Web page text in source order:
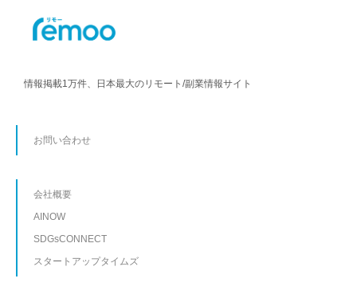
情報掲載1万件、日本最大のリモート/副業情報サイト
お問い合わせ
会社概要
AINOW
SDGsCONNECT
スタートアップタイムズ